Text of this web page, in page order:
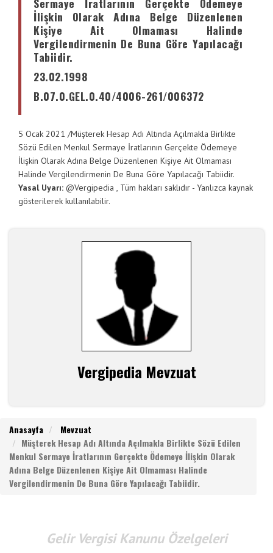
İlişkin Olarak Adına Belge Düzenlenen
Kişiye Ait Olmaması Halinde
Vergilendirmenin De Buna Göre Yapılacağı
Tabiidir.
23.02.1998
B.07.0.GEL.0.40/4006-261/006372
5 Ocak 2021 /Müşterek Hesap Adı Altında Açılmakla Birlikte
Sözü Edilen Menkul Sermaye İratlarının Gerçekte Ödemeye
İlişkin Olarak Adına Belge Düzenlenen Kişiye Ait Olmaması
Halinde Vergilendirmenin De Buna Göre Yapılacağı Tabiidir.
Yasal Uyarı: @Vergipedia , Tüm hakları saklıdır - Yanlızca kaynak
gösterilerek kullanılabilir.
Vergipedia Mevzuat
Anasayfa
Mevzuat
Müşterek Hesap Adı Altında Açılmakla Birlikte Sözü Edilen
Menkul Sermaye İratlarının Gerçekte Ödemeye İlişkin Olarak
Adına Belge Düzenlenen Kişiye Ait Olmaması Halinde
Vergilendirmenin De Buna Göre Yapılacağı Tabiidir.
Gelir Vergisi Kanunu Özelgeleri